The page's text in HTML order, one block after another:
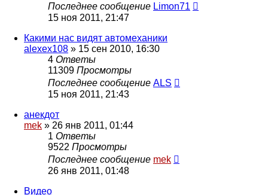
Последнее сообщение Limon71
15 ноя 2011, 21:47
Какими нас видят автомеханики
alexex108 » 15 сен 2010, 16:30
4 Ответы
11309 Просмотры
Последнее сообщение ALS
15 ноя 2011, 21:43
анекдот
mek » 26 янв 2011, 01:44
1 Ответы
9522 Просмотры
Последнее сообщение mek
26 янв 2011, 01:48
Видео